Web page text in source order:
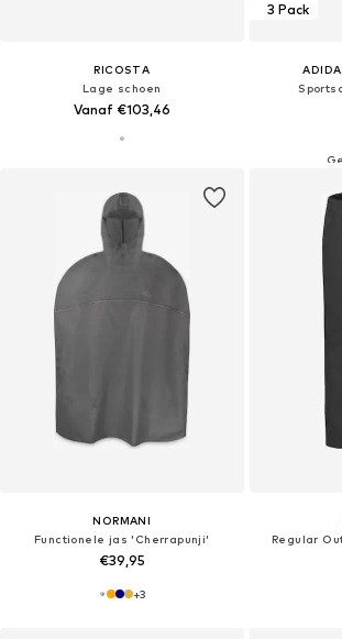
RICOSTA
Lage schoen
Vanaf €103,46
3 Pack
NORMANI
Functionele jas 'Cherrapunji'
€39,95
+3
Regular